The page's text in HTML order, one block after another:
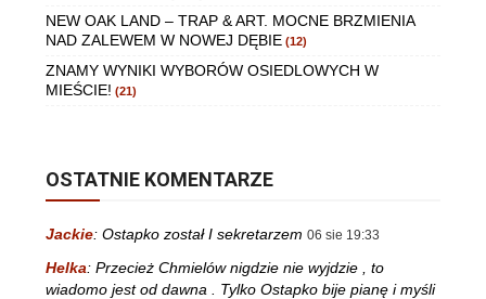
NEW OAK LAND – TRAP & ART. MOCNE BRZMIENIA
NAD ZALEWEM W NOWEJ DĘBIE (12)
ZNAMY WYNIKI WYBORÓW OSIEDLOWYCH W
MIEŚCIE! (21)
OSTATNIE KOMENTARZE
Jackie: Ostapko został I sekretarzem 06 sie 19:33
Helka: Przecież Chmielów nigdzie nie wyjdzie , to
wiadomo jest od dawna . Tylko Ostapko bije pianę i myśli